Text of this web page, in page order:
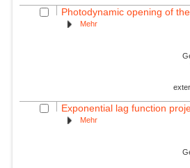
Photodynamic opening of
Mehr
Exponential lag function
Mehr